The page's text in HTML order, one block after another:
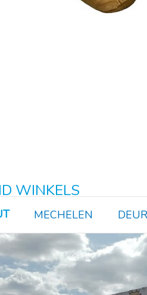
WINKELS
MECHELEN